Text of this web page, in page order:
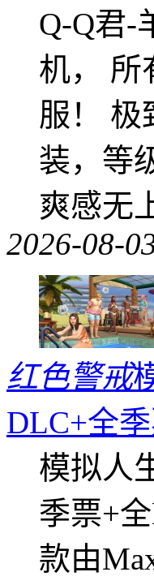
Q-Q君-
机， 所
服！ 极
装，等
爽感无
2026-08-
红色警戒
DLC+全
模拟人
季票+
款由